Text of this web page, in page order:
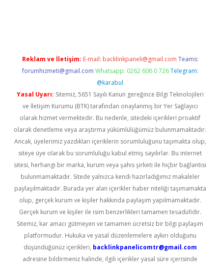
Reklam ve İletişim: E-mail: backlinkpaneli@gmail.com Teams:
forumhizmeti@gmail.com Whatsapp: 0262 606 0 726 Telegram:
@karabul
Yasal Uyarı: Sitemiz, 5651 Sayılı Kanun gereğince Bilgi Teknolojileri
ve İletişim Kurumu (BTK) tarafından onaylanmış bir Yer Sağlayıcı
olarak hizmet vermektedir. Bu nedenle, sitedeki içerikleri proaktif
olarak denetleme veya araştırma yükümlülüğümüz bulunmamaktadır.
Ancak, üyelerimiz yazdıkları içeriklerin sorumluluğunu taşımakta olup,
siteye üye olarak bu sorumluluğu kabul etmiş sayılırlar. Bu internet
sitesi, herhangi bir marka, kurum veya şahıs şirketi ile hiçbir bağlantısı
bulunmamaktadır. Sitede yalnızca kendi hazırladığımız makaleler
paylaşılmaktadır. Burada yer alan içerikler haber niteliği taşımamakta
olup, gerçek kurum ve kişiler hakkında paylaşım yapılmamaktadır.
Gerçek kurum ve kişiler ile isim benzerlikleri tamamen tesadüfidir.
Sitemiz, kar amacı gütmeyen ve tamamen ücretsiz bir bilgi paylaşım
platformudur. Hukuka ve yasal düzenlemelere aykırı olduğunu
düşündüğünüz içerikleri, backlinkpanelicomtr@gmail.com
adresine bildirmeniz halinde, ilgili içerikler yasal süre içerisinde